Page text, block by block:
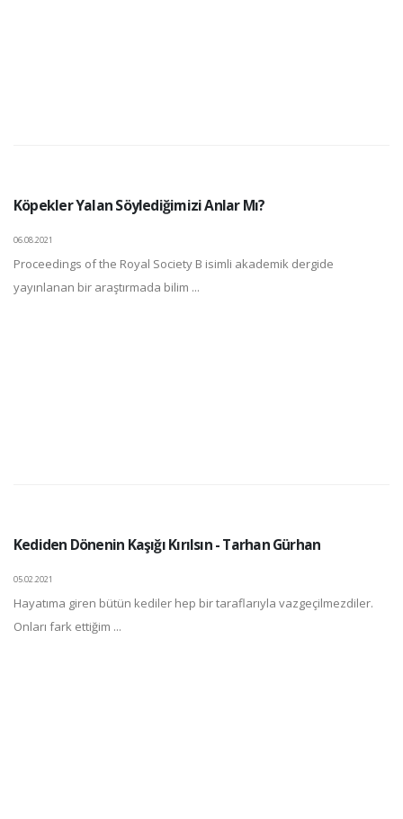
Köpekler Yalan Söylediğimizi Anlar Mı?
06.08.2021
Proceedings of the Royal Society B isimli akademik dergide
yayınlanan bir araştırmada bilim ...
Kediden Dönenin Kaşığı Kırılsın - Tarhan Gürhan
05.02.2021
Hayatıma giren bütün kediler hep bir taraflarıyla vazgeçilmezdiler.
Onları fark ettiğim ...